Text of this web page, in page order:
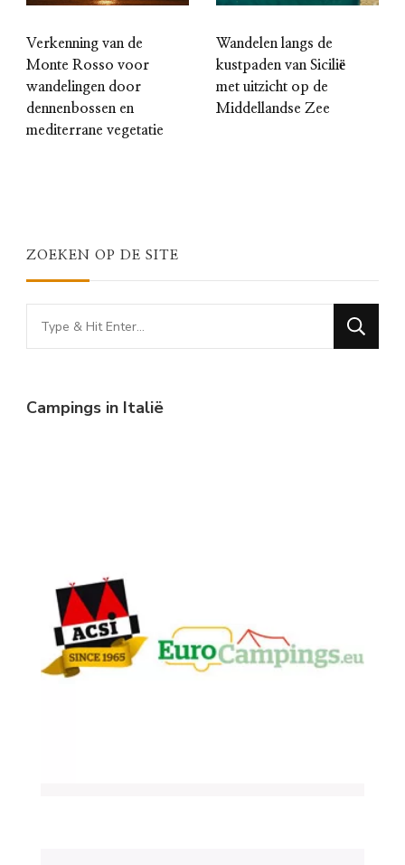
Verkenning van de
Monte Rosso voor
wandelingen door
dennenbossen en
mediterrane vegetatie
Wandelen langs de
kustpaden van Sicilië
met uitzicht op de
Middellandse Zee
ZOEKEN OP DE SITE
Looking
for
Campings in Italië